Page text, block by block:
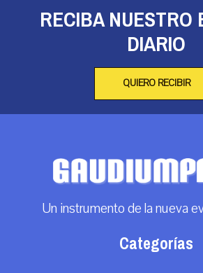
RECIBA NUESTRO
DIARIO
QUIERO RECIBIR
Un instrumento de la nueva
Categorías